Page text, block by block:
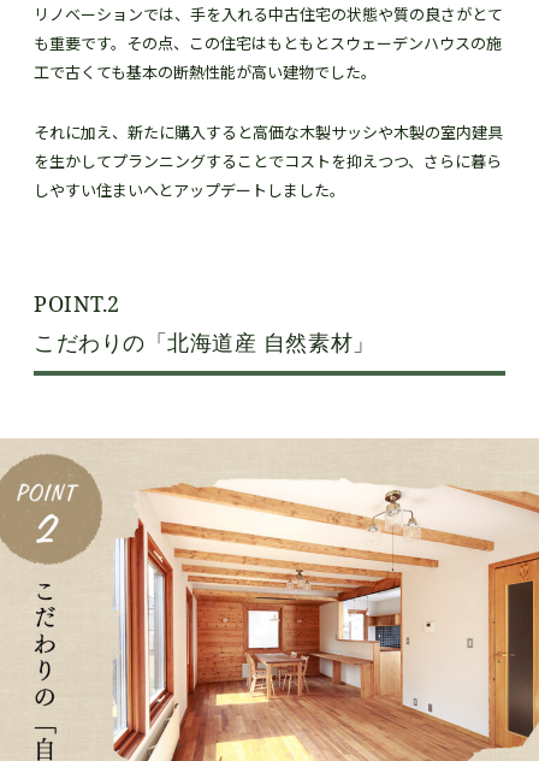
リノベーションでは、手を入れる中古住宅の状態や質の良さがとて
も重要です。その点、この住宅はもともとスウェーデンハウスの施
工で古くても基本の断熱性能が高い建物でした。
それに加え、新たに購入すると高価な木製サッシや木製の室内建具
を生かしてプランニングすることでコストを抑えつつ、さらに暮ら
しやすい住まいへとアップデートしました。
POINT.2
こだわりの「北海道産 自然素材」